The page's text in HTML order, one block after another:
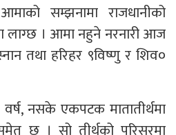
सम्झनामा राजधानीको
लाग्छ । आमा नहुने नरनारी आज
तथा हरिहर ९विष्णु र शिव०
नसके एकपटक मातातीर्थमा